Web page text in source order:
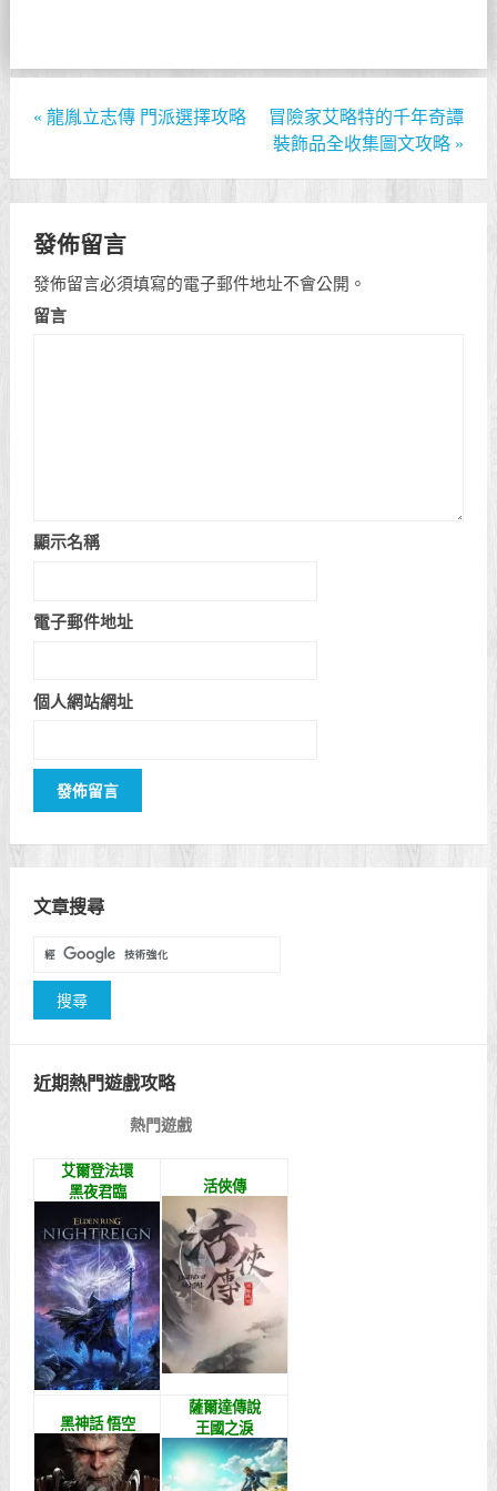
« 龍胤立志傳 門派選擇攻略
冒險家艾略特的千年奇譚
裝飾品全收集圖文攻略 »
發佈留言
發佈留言必須填寫的電子郵件地址不會公開。
留言
顯示名稱
電子郵件地址
個人網站網址
文章搜尋
近期熱門遊戲攻略
熱門遊戲
艾爾登法環
黑夜君臨
活俠傳
黑神話 悟空
薩爾達傳說
王國之淚